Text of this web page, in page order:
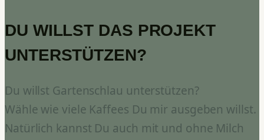
DU WILLST DAS PROJEKT
UNTERSTÜTZEN?
Du willst Gartenschlau unterstützen?
Wähle wie viele Kaffees Du mir ausgeben willst.
Natürlich kannst Du auch mit und ohne Milch